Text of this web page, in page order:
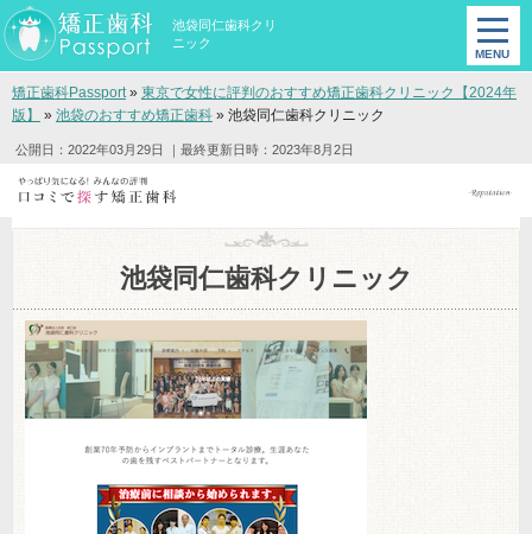
池袋同仁歯科クリ
ニック
矯正歯科Passport» 東京で女性に評判のおすすめ矯正歯科クリニック【2024年
版】
» 池袋のおすすめ矯正歯科 » 池袋同仁歯科クリニック
公開日：2022年03月29日 ｜最終更新日時：2023年8月2日
池袋同仁歯科クリニック